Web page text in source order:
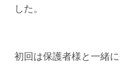
した。
初回は保護者様と一緒に